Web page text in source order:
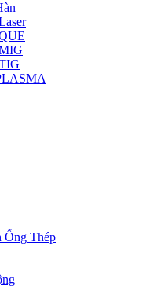
Ống Thép